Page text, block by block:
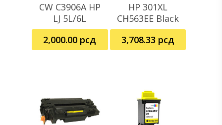
Dodaj U Korpu
CW C3906A HP
LJ 5L/6L
2,000.00 рсд
Pročitajte Još
HP 301XL
CH563EE Black
3,708.33 рсд